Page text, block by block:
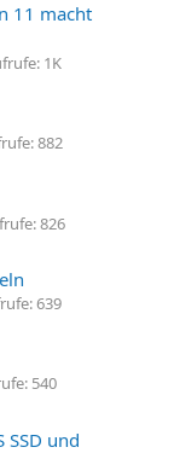
11 macht
1K
882
826
639
540
SSD und